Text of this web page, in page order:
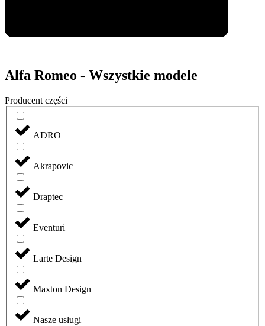
Alfa Romeo - Wszystkie modele
Producent części
ADRO
Akrapovic
Draptec
Eventuri
Larte Design
Maxton Design
Nasze usługi